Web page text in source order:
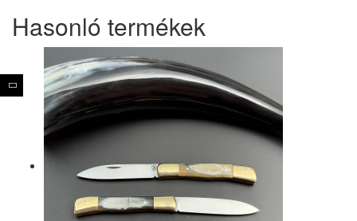
Hasonló termékek